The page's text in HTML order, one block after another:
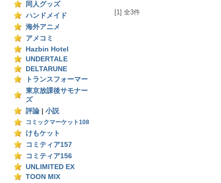
同人グッズ
ハンドメイド
海外アニメ
アメコミ
Hazbin Hotel
UNDERTALE
DELTARUNE
トランスフォーマー
東京放課後サモナー
ズ
評論
小説
コミックマーケット108
けもケット
コミティア157
コミティア156
UNLIMITED EX
TOON MIX
[1] 全3件